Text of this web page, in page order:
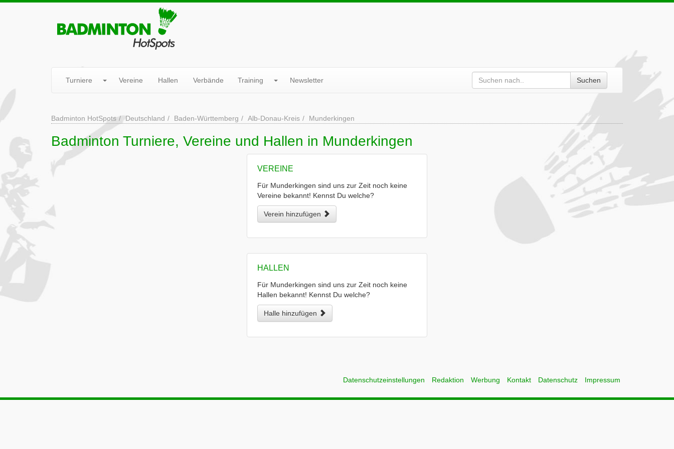
Turniere Vereine Hallen Verbände Training Newsletter Suchen
Badminton HotSpots Deutschland Baden-Württemberg Alb-Donau-Kreis Munderkingen
Badminton Turniere, Vereine und Hallen in Munderkingen
VEREINE
Für Munderkingen sind uns zur Zeit noch keine
Vereine bekannt! Kennst Du welche?
Verein hinzufügen
HALLEN
Für Munderkingen sind uns zur Zeit noch keine
Hallen bekannt! Kennst Du welche?
Halle hinzufügen
Datenschutzeinstellungen Redaktion Werbung Kontakt Datenschutz Impressum